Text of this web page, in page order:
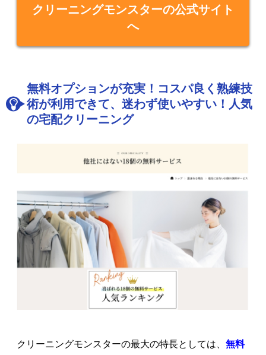
クリーニングモンスターの公式サイト
へ
無料オプションが充実！コスパ良く熟練技
術が利用できて、迷わず使いやすい！人気
の宅配クリーニング
クリーニングモンスターの最大の特長としては、 無料